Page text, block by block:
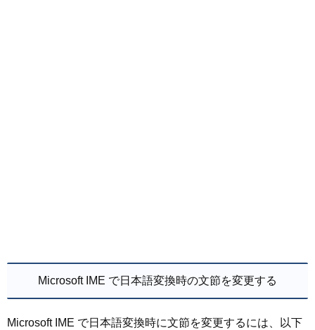
Microsoft IME で日本語変換時の文節を変更する
Microsoft IME で日本語変換時に文節を変更するには、以下